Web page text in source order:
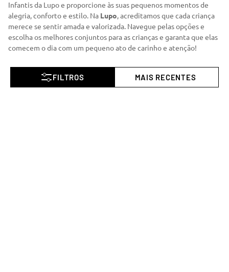
MAIS RECENTES
Infantis da Lupo e proporcione às suas pequenos momentos de
alegria, conforto e estilo. Na Lupo, acreditamos que cada criança
merece se sentir amada e valorizada. Navegue pelas opções e
escolha os melhores conjuntos para as crianças e garanta que elas
comecem o dia com um pequeno ato de carinho e atenção!